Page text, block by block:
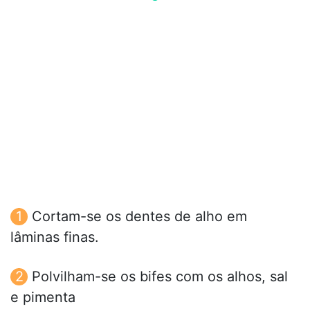
Cortam-se os dentes de alho em
lâminas finas.
Polvilham-se os bifes com os alhos, sal
e pimenta